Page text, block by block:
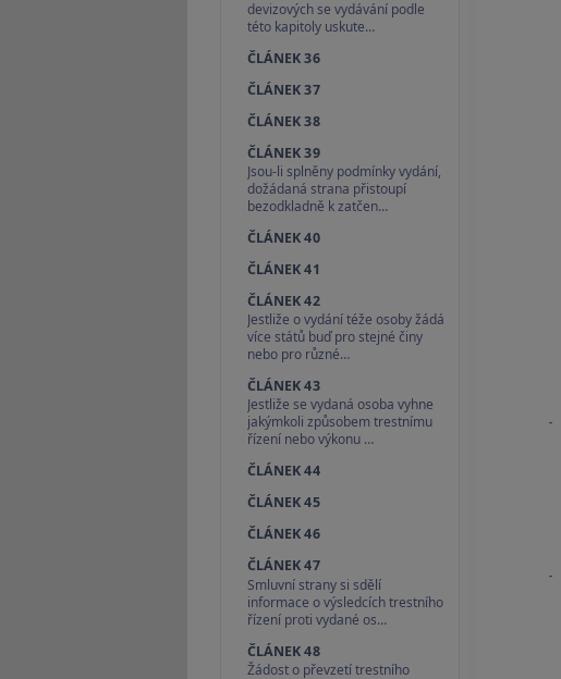
devizových se vydávání podle
této kapitoly uskute…
ČLÁNEK 36
ČLÁNEK 37
ČLÁNEK 38
ČLÁNEK 39
Jsou-li splněny podmínky vydání,
dožádaná strana přistoupí
bezodkladně k zatčen…
ČLÁNEK 40
ČLÁNEK 41
ČLÁNEK 42
Jestliže o vydání téže osoby žádá
více států buď pro stejné činy
nebo pro různé…
ČLÁNEK 43
Jestliže se vydaná osoba vyhne
jakýmkoli způsobem trestnímu
řízení nebo výkonu …
ČLÁNEK 44
ČLÁNEK 45
ČLÁNEK 46
ČLÁNEK 47
Smluvní strany si sdělí
informace o výsledcích trestního
řízení proti vydané os…
ČLÁNEK 48
Žádost o převzetí trestního
-
-